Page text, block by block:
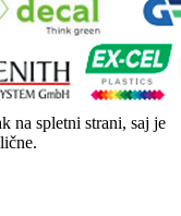
na spletni strani, saj je